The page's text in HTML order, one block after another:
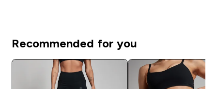
Recommended for you